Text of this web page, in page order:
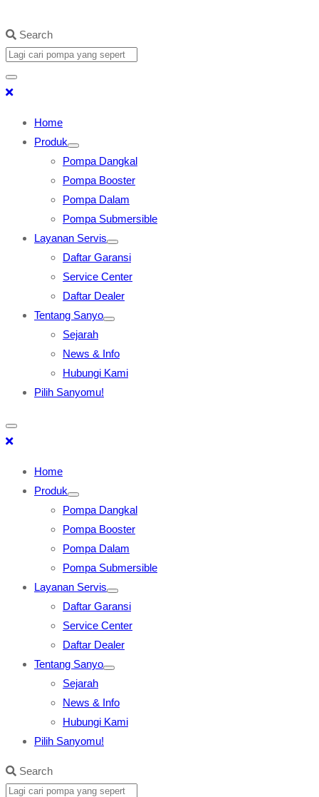
Search
Home
Produk
Pompa Dangkal
Pompa Booster
Pompa Dalam
Pompa Submersible
Layanan Servis
Daftar Garansi
Service Center
Daftar Dealer
Tentang Sanyo
Sejarah
News & Info
Hubungi Kami
Pilih Sanyomu!
Home
Produk
Pompa Dangkal
Pompa Booster
Pompa Dalam
Pompa Submersible
Layanan Servis
Daftar Garansi
Service Center
Daftar Dealer
Tentang Sanyo
Sejarah
News & Info
Hubungi Kami
Pilih Sanyomu!
Search